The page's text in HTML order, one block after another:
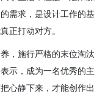
需求，是设计工作的基
正打动对方。
，施行严格的末位淘汰
示，成为一名优秀的主
心静下来，才能创作出